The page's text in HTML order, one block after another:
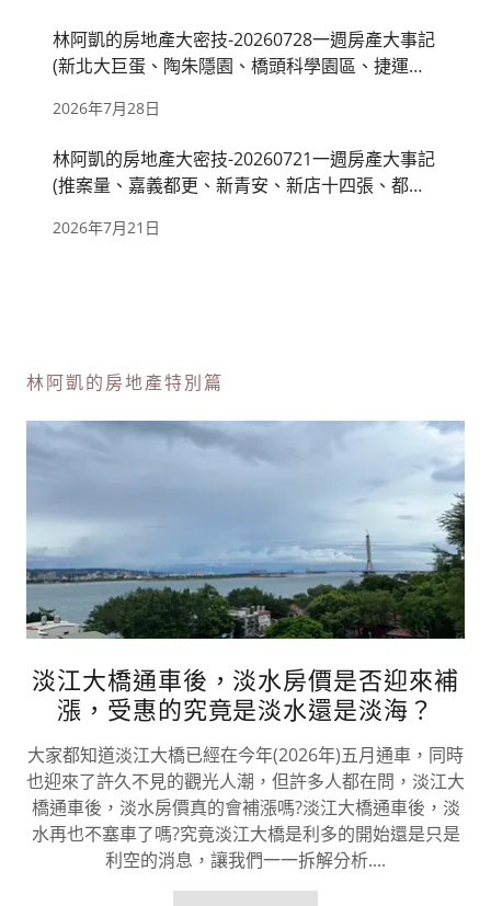
林阿凱的房地產大密技-20260728一週房產大事記
(新北大巨蛋、陶朱隱園、橋頭科學園區、捷運萬
2026年7月28日
林阿凱的房地產大密技-20260721一週房產大事記
(推案量、嘉義都更、新青安、新店十四張、都廳
2026年7月21日
林阿凱的房地產特別篇
淡江大橋通車後，淡水房價是否迎來補
漲，受惠的究竟是淡水還是淡海？
大家都知道淡江大橋已經在今年(2026年)五月通車，同時
也迎來了許久不見的觀光人潮，但許多人都在問，淡江大
橋通車後，淡水房價真的會補漲嗎?淡江大橋通車後，淡
水再也不塞車了嗎?究竟淡江大橋是利多的開始還是只是
利空的消息，讓我們一一拆解分析....